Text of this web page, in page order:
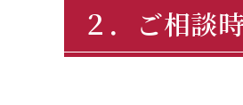
２．ご相談